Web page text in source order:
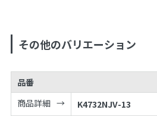
その他のバリエーション
品番
商品詳細
K4732NJV-13